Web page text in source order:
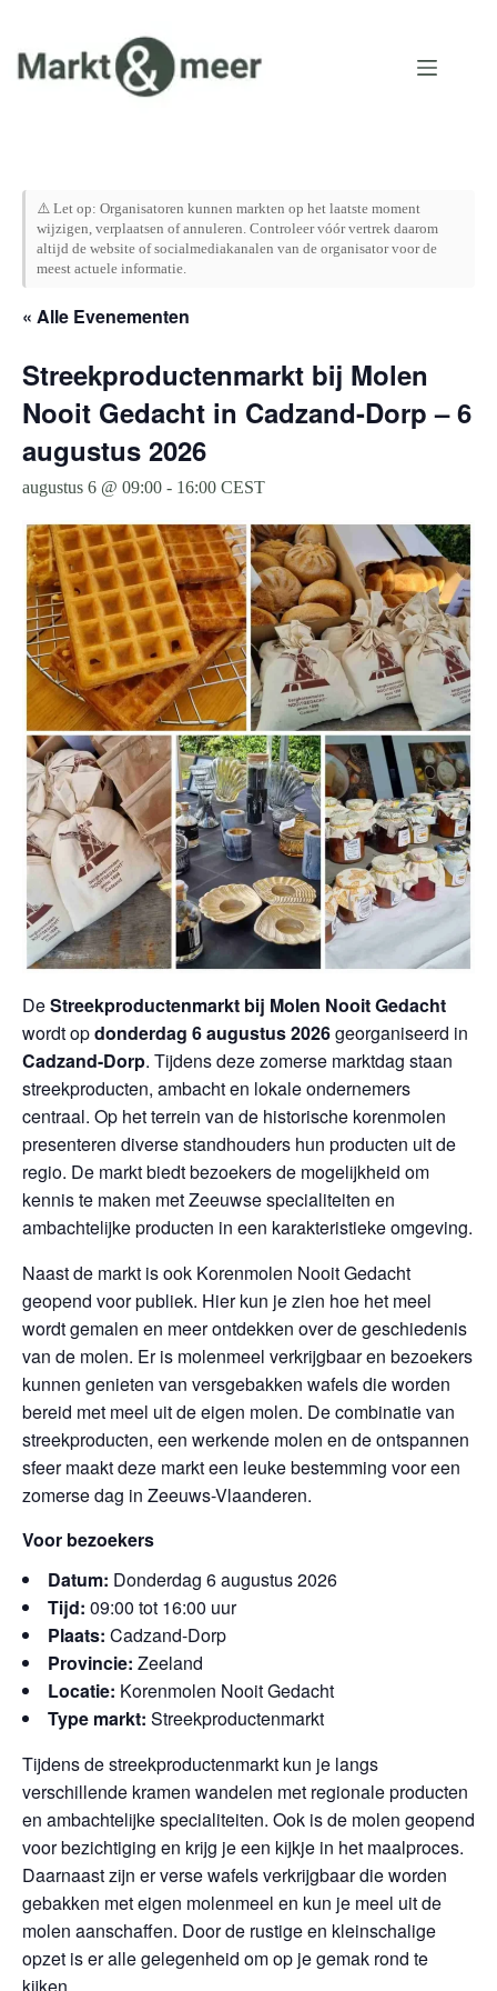
inhoud
⚠️ Let op: Organisatoren kunnen markten op het laatste moment
wijzigen, verplaatsen of annuleren. Controleer vóór vertrek daarom
altijd de website of socialmediakanalen van de organisator voor de
meest actuele informatie.
« Alle Evenementen
Streekproductenmarkt bij Molen
Nooit Gedacht in Cadzand-Dorp – 6
augustus 2026
augustus 6 @ 09:00 - 16:00 CEST
DeStreekproductenmarkt bij Molen Nooit Gedacht
wordt opdonderdag 6 augustus 2026georganiseerd in
Cadzand-Dorp. Tijdens deze zomerse marktdag staan
streekproducten, ambacht en lokale ondernemers
centraal. Op het terrein van de historische korenmolen
presenteren diverse standhouders hun producten uit de
regio. De markt biedt bezoekers de mogelijkheid om
kennis te maken met Zeeuwse specialiteiten en
ambachtelijke producten in een karakteristieke omgeving.
Naast de markt is ook Korenmolen Nooit Gedacht
geopend voor publiek. Hier kun je zien hoe het meel
wordt gemalen en meer ontdekken over de geschiedenis
van de molen. Er is molenmeel verkrijgbaar en bezoekers
kunnen genieten van versgebakken wafels die worden
bereid met meel uit de eigen molen. De combinatie van
streekproducten, een werkende molen en de ontspannen
sfeer maakt deze markt een leuke bestemming voor een
zomerse dag in Zeeuws-Vlaanderen.
Voor bezoekers
Datum: Donderdag 6 augustus 2026
Tijd: 09:00 tot 16:00 uur
Plaats: Cadzand-Dorp
Provincie: Zeeland
Locatie: Korenmolen Nooit Gedacht
Type markt: Streekproductenmarkt
Tijdens de streekproductenmarkt kun je langs
verschillende kramen wandelen met regionale producten
en ambachtelijke specialiteiten. Ook is de molen geopend
voor bezichtiging en krijg je een kijkje in het maalproces.
Daarnaast zijn er verse wafels verkrijgbaar die worden
gebakken met eigen molenmeel en kun je meel uit de
molen aanschaffen. Door de rustige en kleinschalige
opzet is er alle gelegenheid om op je gemak rond te